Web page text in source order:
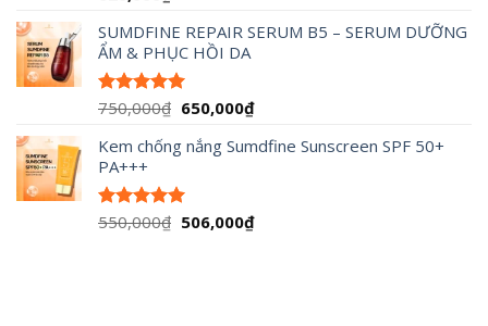
5 sao
SUMDFINE REPAIR SERUM B5 – SERUM DƯỠNG
ẨM & PHỤC HỒI DA
Được xếp
5 sao
750,000₫ Giá
là:
650,000₫Giá
tại
Kem chống nắng Sumdfine Sunscreen SPF 50+
PA+++
Được xếp
550,000₫ Giá
506,000₫Giá